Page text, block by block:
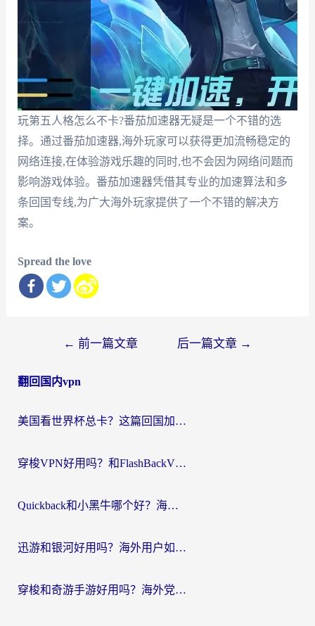
玩第五人格怎么不卡?番茄加速器无疑是一个不错的选
择。通过番茄加速器,海外玩家可以获得更加流畅稳定的
网络连接,在体验游戏乐趣的同时,也不会因为网络问题而
影响游戏体验。番茄加速器凭借其专业的加速算法和多
条回国专线,为广大海外玩家提供了一个不错的解决方
案。
Spread the love
导
← 前一篇文章 后一篇文章 →
翻回国内vpn
美国看世界杯总卡？这篇回国加速器指南帮你无缝刷国内资源（附苹果手机VPN设置步骤）
穿梭VPN好用吗？和FlashBackVPN对比哪个回国效果更好？
Quickback和小黑牛哪个好？海外党亲测指南，选对回国加速器秒回国内
迅游和银河好用吗？海外用户如何选择回国加速器实现无缝访问国内资源
穿梭和奇游手游好用吗？海外党亲测3款回国加速器，附蜜蜂加速器七天试用攻略